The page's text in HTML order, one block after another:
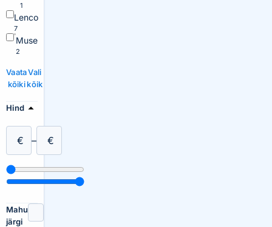
1
Lenco
7
Muse
2
Vaata
kõiki
Vali
kõik
Hind
€ – €
Mahu
järgi